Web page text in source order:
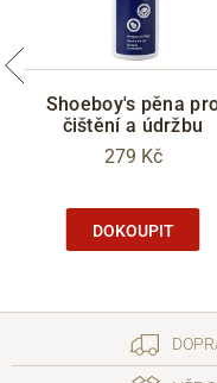
Shoeboy's pěna
čištění a údržbu
279 Kč
DOKOUPIT